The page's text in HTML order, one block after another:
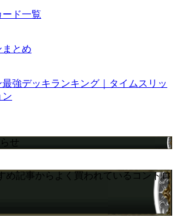
ド一覧
まとめ
最強デッキランキング｜タイムスリッ
ン
せ
め記事からよく買われているコントロ